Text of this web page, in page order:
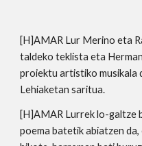
[H]AMAR Lur Merino eta
taldeko teklista eta
proiektu artistiko musikala
Lehiaketan saritua.
[H]AMAR Lurrek lo-galtze
poema batetik abiatzen